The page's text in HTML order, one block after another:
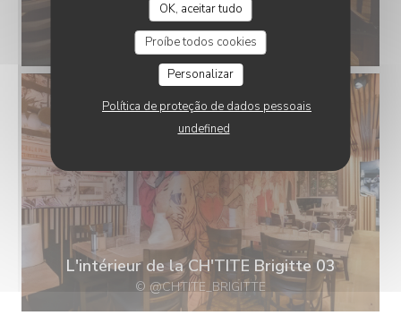
OK, aceitar tudo
Proíbe todos cookies
Personalizar
Política de proteção de dados pessoais
undefined
L'intérieur de la CH'TITE Brigitte 01
© @CHTITE_BRIGITTE
L'intérieur de la CH'TITE Brigitte 03
© @CHTITE_BRIGITTE